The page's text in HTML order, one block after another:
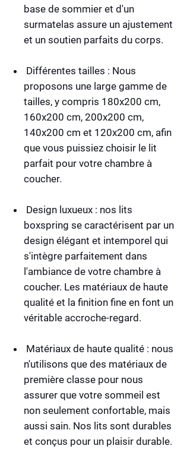
base de sommier et d'un
surmatelas assure un ajustement
et un soutien parfaits du corps.
Différentes tailles : Nous
proposons une large gamme de
tailles, y compris 180x200 cm,
160x200 cm, 200x200 cm,
140x200 cm et 120x200 cm, afin
que vous puissiez choisir le lit
parfait pour votre chambre à
coucher.
Design luxueux : nos lits
boxspring se caractérisent par un
design élégant et intemporel qui
s'intègre parfaitement dans
l'ambiance de votre chambre à
coucher. Les matériaux de haute
qualité et la finition fine en font un
véritable accroche-regard.
Matériaux de haute qualité : nous
n'utilisons que des matériaux de
première classe pour nous
assurer que votre sommeil est
non seulement confortable, mais
aussi sain. Nos lits sont durables
et conçus pour un plaisir durable.